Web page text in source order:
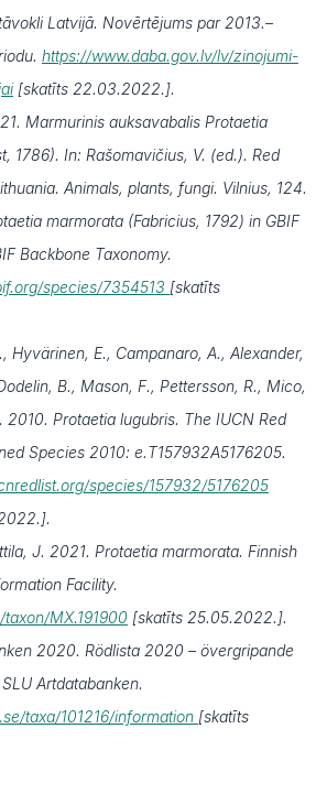
Latvijā. Novērtējums par 2013.–
https://www.daba.gov.lv/lv/zinojumi-
[skatīts 22.03.2022.].
Marmurinis auksavabalis Protaetia
1786). In: Rašomavičius, V. (ed.). Red
Animals, plants, fungi. Vilnius, 124.
marmorata (Fabricius, 1792) in GBIF
Backbone Taxonomy.
species/7354513 [skatīts
Hyvärinen, E., Campanaro, A., Alexander,
B., Mason, F., Pettersson, R., Mico,
2010. Protaetia lugubris. The IUCN Red
Species 2010: e.T157932A5176205.
species/157932/5176205
J. 2021. Protaetia marmorata. Finnish
Facility.
MX.191900 [skatīts 25.05.2022.].
2020. Rödlista 2020 – övergripande
Artdatabanken.
taxa/101216/information [skatīts